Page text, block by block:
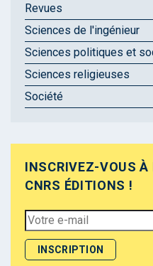
Revues
Sciences de l'ingénieur
Sciences politiques et
Sciences religieuses
Société
INSCRIVEZ-VOUS À
CNRS ÉDITIONS !